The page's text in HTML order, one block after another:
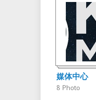
媒体中心
8 Photo